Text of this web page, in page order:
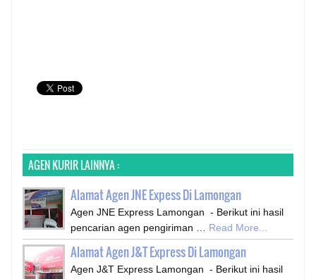
AGEN KURIR LAINNYA :
Alamat Agen JNE Expess Di Lamongan
Agen JNE Express Lamongan - Berikut ini hasil
pencarian agen pengiriman …
Read More...
Alamat Agen J&T Express Di Lamongan
Agen J&T Express Lamongan - Berikut ini hasil